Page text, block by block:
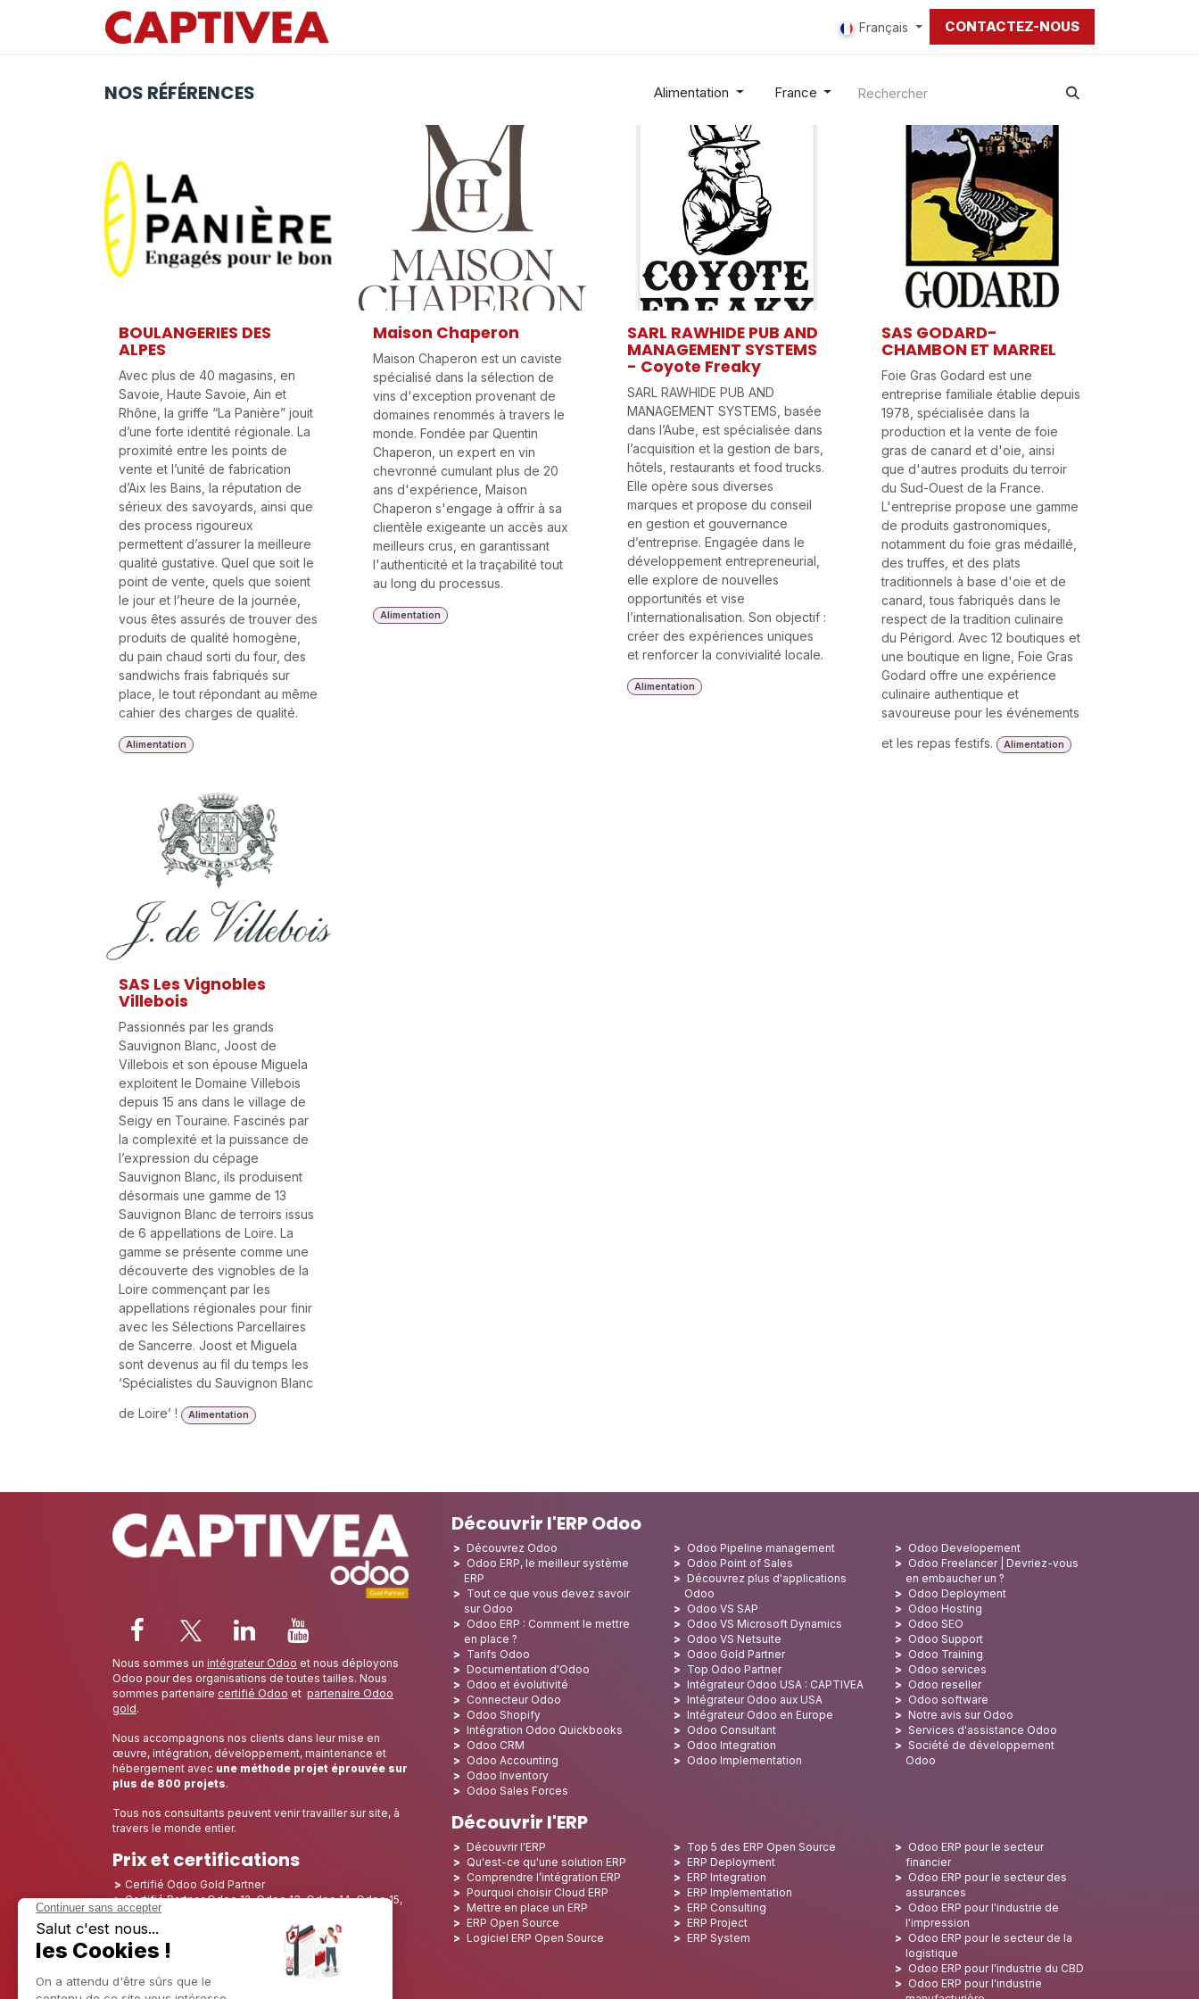
Se rendre au contenu
Français CONTACTEZ-NOUS
NOS RÉFÉRENCES Alimentation France
BOULANGERIES DES
ALPES
Avec plus de 40 magasins, en
Savoie, Haute Savoie, Ain et
Rhône, la griffe “La Panière” jouit
d’une forte identité régionale. La
proximité entre les points de
vente et l’unité de fabrication
d’Aix les Bains, la réputation de
sérieux des savoyards, ainsi que
des process rigoureux
permettent d’assurer la meilleure
qualité gustative. Quel que soit le
point de vente, quels que soient
le jour et l’heure de la journée,
vous êtes assurés de trouver des
produits de qualité homogène,
du pain chaud sorti du four, des
sandwichs frais fabriqués sur
place, le tout répondant au même
cahier des charges de qualité.
Alimentation
Maison Chaperon
Maison Chaperon est un caviste
spécialisé dans la sélection de
vins d'exception provenant de
domaines renommés à travers le
monde. Fondée par Quentin
Chaperon, un expert en vin
chevronné cumulant plus de 20
ans d'expérience, Maison
Chaperon s'engage à offrir à sa
clientèle exigeante un accès aux
meilleurs crus, en garantissant
l'authenticité et la traçabilité tout
au long du processus.
Alimentation
SARL RAWHIDE PUB AND
MANAGEMENT SYSTEMS
- Coyote Freaky
SARL RAWHIDE PUB AND
MANAGEMENT SYSTEMS, basée
dans l’Aube, est spécialisée dans
l’acquisition et la gestion de bars,
hôtels, restaurants et food trucks.
Elle opère sous diverses
marques et propose du conseil
en gestion et gouvernance
d’entreprise. Engagée dans le
développement entrepreneurial,
elle explore de nouvelles
opportunités et vise
l’internationalisation. Son objectif :
créer des expériences uniques
et renforcer la convivialité locale.
Alimentation
SAS GODARD-
CHAMBON ET MARREL
Foie Gras Godard est une
entreprise familiale établie depuis
1978, spécialisée dans la
production et la vente de foie
gras de canard et d'oie, ainsi
que d'autres produits du terroir
du Sud-Ouest de la France.
L'entreprise propose une gamme
de produits gastronomiques,
notamment du foie gras médaillé,
des truffes, et des plats
traditionnels à base d'oie et de
canard, tous fabriqués dans le
respect de la tradition culinaire
du Périgord. Avec 12 boutiques et
une boutique en ligne, Foie Gras
Godard offre une expérience
culinaire authentique et
savoureuse pour les événements
et les repas festifs.
Alimentation
SAS Les Vignobles
Villebois
Passionnés par les grands
Sauvignon Blanc, Joost de
Villebois et son épouse Miguela
exploitent le Domaine Villebois
depuis 15 ans dans le village de
Seigy en Touraine. Fascinés par
la complexité et la puissance de
l’expression du cépage
Sauvignon Blanc, ils produisent
désormais une gamme de 13
Sauvignon Blanc de terroirs issus
de 6 appellations de Loire. La
gamme se présente comme une
découverte des vignobles de la
Loire commençant par les
appellations régionales pour finir
avec les Sélections Parcellaires
de Sancerre. Joost et Miguela
sont devenus au fil du temps les
‘Spécialistes du Sauvignon Blanc
de Loire’ !
Alimentation
Nous sommes un intégrateur Odoo et nous déployons
Odoo pour des organisations de toutes tailles. Nous
sommes partenaire certifié Odoo et partenaire Odoo
gold.
Nous accompagnons nos clients dans leur mise en
œuvre, intégration, développement, maintenance et
hébergement avec une méthode projet éprouvée sur
plus de 800 projets.
Tous nos consultants peuvent venir travailler sur site, à
travers le monde entier.
Prix et certifications
Certifié Odoo Gold Partner
Certifié Partner Odoo 12, Odoo 13, Odoo 14, Odoo 15,
Odoo 16, Odoo 17, Odoo 18, Odoo 19
Nominé Best Partner 2025 - Europe
Nominé Best Partner 2025 - Amérique du Nord
Nominé Best Partner 2024 - Europe
Nominé Best Partner 2024 - Amérique du Nord
Champion de la Croissance 2023 - France
Découvrir l'ERP Odoo
Découvrez Odoo
Odoo ERP, le meilleur système
ERP
Tout ce que vous devez savoir
sur Odoo
Odoo ERP : Comment le mettre
en place ?
Tarifs Odoo
Documentation d'Odoo
Odoo et évolutivité
Connecteur Odoo
Odoo Shopify
Intégration Odoo Quickbooks
Odoo CRM
Odoo Accounting
Odoo Inventory
Odoo Sales Forces
Odoo Pipeline management
Odoo Point of Sales
Découvrez plus d'applications
Odoo
Odoo VS SAP
Odoo VS Microsoft Dynamics
Odoo VS Netsuite
Odoo Gold Partner
Top Odoo Partner
Intégrateur Odoo USA : CAPTIVEA
Intégrateur Odoo aux USA
Intégrateur Odoo en Europe
Odoo Consultant
Odoo Integration
Odoo Implementation
Odoo Developement
Odoo Freelancer | Devriez-vous
en embaucher un ?
Odoo Deployment
Odoo Hosting
Odoo SEO
Odoo Support
Odoo Training
Odoo services
Odoo reseller
Odoo software
Notre avis sur Odoo
Services d'assistance Odoo
Société de développement
Odoo
Découvrir l'ERP
Découvrir l'ERP
Qu'est-ce qu'une solution ERP
Comprendre l’intégration ERP
Pourquoi choisir Cloud ERP
Mettre en place un ERP
ERP Open Source
Logiciel ERP Open Source
Top 5 des ERP Open Source
ERP Deployment
ERP Integration
ERP Implementation
ERP Consulting
ERP Project
ERP System
Odoo ERP pour le secteur
financier
Odoo ERP pour le secteur des
assurances
Odoo ERP pour l'industrie de
l'impression
Odoo ERP pour le secteur de la
logistique
Odoo ERP pour l'industrie du CBD
Odoo ERP pour l'industrie